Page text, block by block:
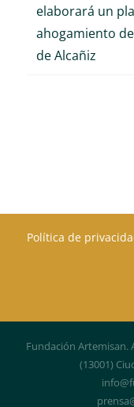
elaborará un
ahogamiento
de Alcañiz
Política de
Fundación Artemisan.
(13001)